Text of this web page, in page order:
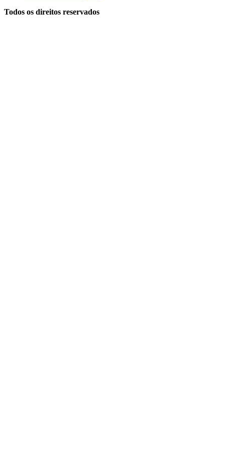
Todos os direitos reservados